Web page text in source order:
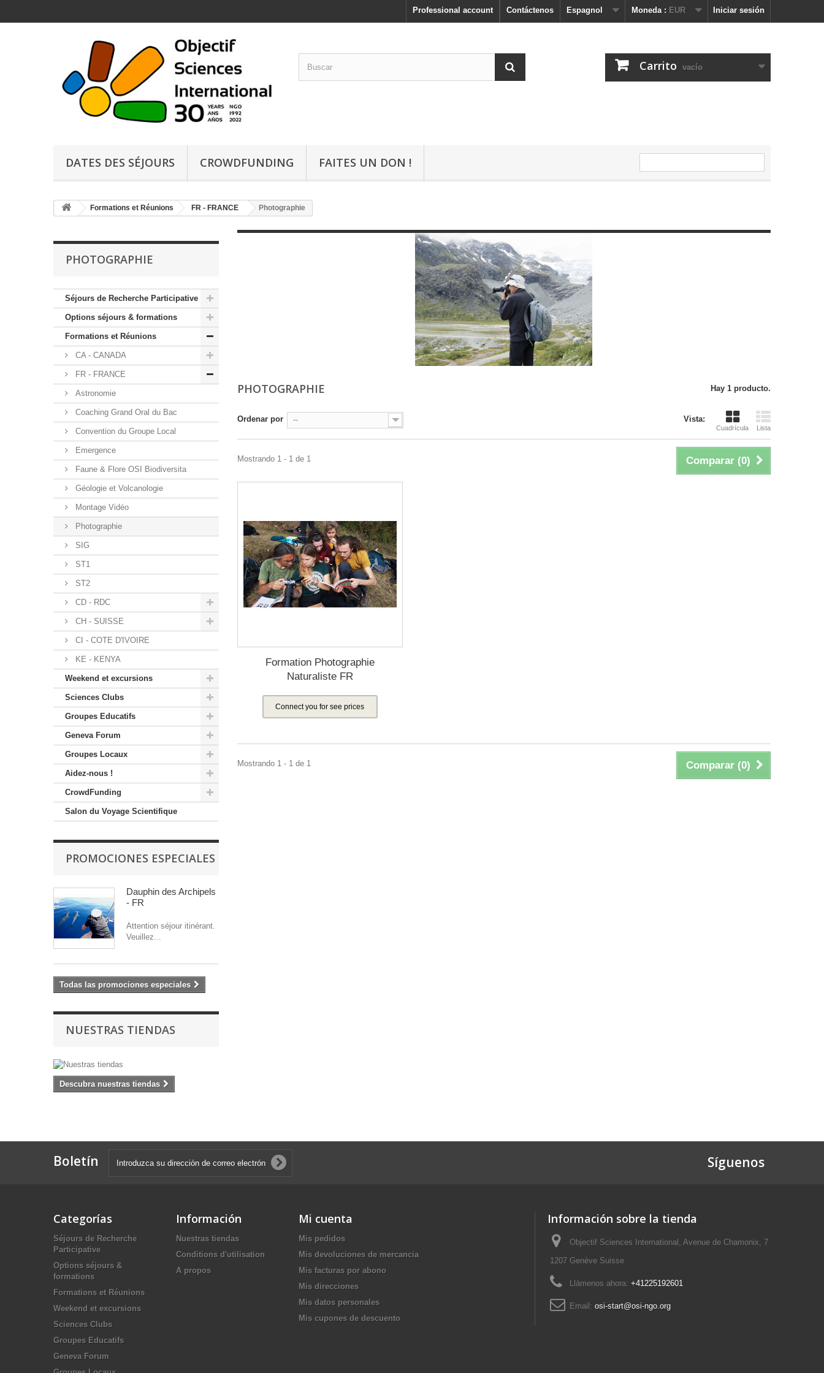
Iniciar sesión
Moneda : EUR
Espagnol
Contáctenos
Professional account
Carrito vacío
DATES DES SÉJOURS CROWDFUNDING FAITES UN DON !
Formations et Réunions FR - FRANCE Photographie
PHOTOGRAPHIE
Séjours de Recherche Participative
Options séjours & formations
Formations et Réunions
CA - CANADA
FR - FRANCE
Astronomie
Coaching Grand Oral du Bac
Convention du Groupe Local
Emergence
Faune & Flore OSI Biodiversita
Géologie et Volcanologie
Montage Vidéo
Photographie
SIG
ST1
ST2
CD - RDC
CH - SUISSE
CI - COTE D'IVOIRE
KE - KENYA
Weekend et excursions
Sciences Clubs
Groupes Educatifs
Geneva Forum
Groupes Locaux
Aidez-nous !
CrowdFunding
Salon du Voyage Scientifique
PROMOCIONES ESPECIALES
Dauphin des Archipels
- FR
Attention séjour itinérant.
Veuillez...
Todas las promociones especiales
NUESTRAS TIENDAS
Descubra nuestras tiendas
PHOTOGRAPHIE Hay 1 producto.
Vista:
Cuadrícula Lista
Ordenar por --
Comparar (0)
Mostrando 1 - 1 de 1
Formation Photographie
Naturaliste FR
Connect you for see prices
Comparar (0)
Mostrando 1 - 1 de 1
Boletín Síguenos
Categorías
Séjours de Recherche
Participative
Options séjours &
formations
Formations et Réunions
Weekend et excursions
Sciences Clubs
Groupes Educatifs
Geneva Forum
Información
Nuestras tiendas
Conditions d'utilisation
A propos
Mi cuenta
Mis pedidos
Mis devoluciones de mercancia
Mis facturas por abono
Mis direcciones
Mis datos personales
Mis cupones de descuento
Información sobre la tienda
Objectif Sciences International, Avenue de Chamonix, 7
1207 Genève Suisse
Llámenos ahora: +41225192601
Email: osi-start@osi-ngo.org